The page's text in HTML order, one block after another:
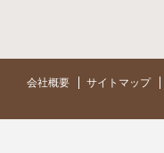
会社概要 サイトマップ